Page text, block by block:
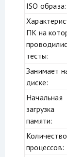
ISO образа:
ПК на
тесты:
Занимает
диске:
Начальная
загрузка
памяти:
Количество
процессов: